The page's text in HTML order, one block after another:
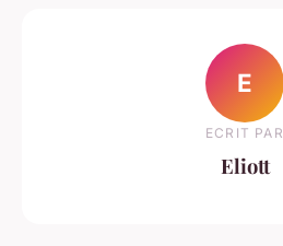
E
ECRIT PAR
Eliott